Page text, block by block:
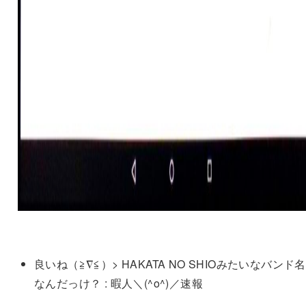
良いね（≧∇≦）> HAKATA NO SHIOみたいなバンド
なんだっけ？ : 暇人＼(^o^)／速報